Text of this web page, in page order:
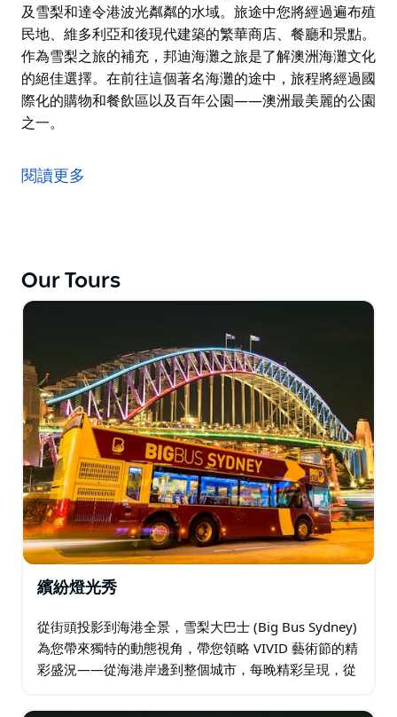
及雪梨和達令港波光粼粼的水域。旅途中您將經過遍布殖
民地、維多利亞和後現代建築的繁華商店、餐廳和景點。
作為雪梨之旅的補充，邦迪海灘之旅是了解澳洲海灘文化
的絕佳選擇。在前往這個著名海灘的途中，旅程將經過國
際化的購物和餐飲區以及百年公園——澳洲最美麗的公園
之一。
驗澳洲著名海港城市的所有精彩之處。兩種旅遊均包含在
一張靈活的隨上隨下觀光車票中。
途中您將經過遍布殖民地、維多利亞和後現代建築的繁華
商店、餐廳和景點。
作為雪梨之旅的補充，邦迪海灘之旅是了解澳洲海灘文化
的絕佳選擇。在前往這個著名海灘的途中，旅程將經過國
際化的購物和餐飲區以及百年公園——澳洲最美麗的公園
之一。
閱讀更多
Our Tours
繽紛燈光秀
從街頭投影到海港全景，雪梨大巴士 (Big Bus Sydney)
為您帶來獨特的動態視角，帶您領略 VIVID 藝術節的精
彩盛況——從海港岸邊到整個城市，每晚精彩呈現，從